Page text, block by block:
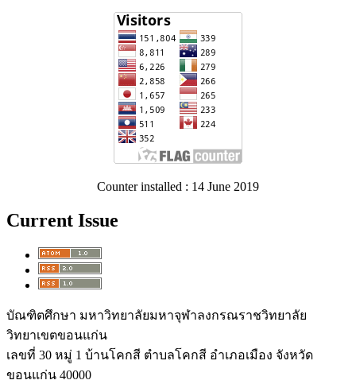
Counter installed : 14 June 2019
Current Issue
บัณฑิตศึกษา มหาวิทยาลัยมหาจุฬาลงกรณราชวิทยาลัย
วิทยาเขตขอนแก่น
เลขที่ 30 หมู่ 1 บ้านโคกสี ตำบลโคกสี อำเภอเมือง จังหวัด
ขอนแก่น 40000